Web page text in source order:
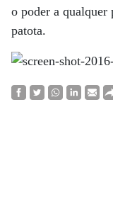
o poder a qualquer
patota.